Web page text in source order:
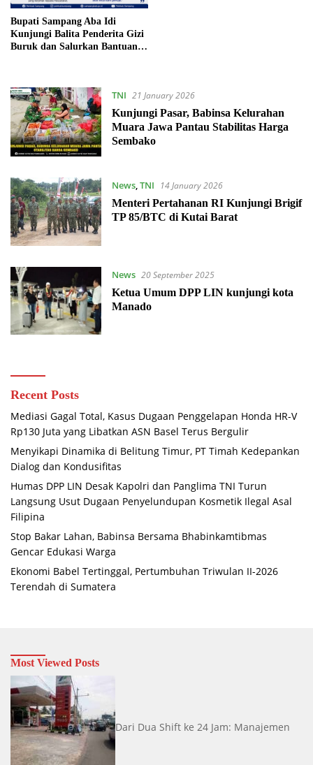
Bupati Sampang Aba Idi
Kunjungi Balita Penderita Gizi
Buruk dan Salurkan Bantuan
TNI 21 January 2026
Kunjungi Pasar, Babinsa Kelurahan
Muara Jawa Pantau Stabilitas Harga
Sembako
News,TNI
14 January 2026
Menteri Pertahanan RI Kunjungi Brigif
TP 85/BTC di Kutai Barat
News 20 September 2025
Ketua Umum DPP LIN kunjungi kota
Manado
Recent Posts
Mediasi Gagal Total, Kasus Dugaan Penggelapan Honda HR-V
Rp130 Juta yang Libatkan ASN Basel Terus Bergulir
Menyikapi Dinamika di Belitung Timur, PT Timah Kedepankan
Dialog dan Kondusifitas
Humas DPP LIN Desak Kapolri dan Panglima TNI Turun
Langsung Usut Dugaan Penyelundupan Kosmetik Ilegal Asal
Filipina
Stop Bakar Lahan, Babinsa Bersama Bhabinkamtibmas
Gencar Edukasi Warga
Ekonomi Babel Tertinggal, Pertumbuhan Triwulan II-2026
Terendah di Sumatera
Most Viewed Posts
Dari Dua Shift ke 24 Jam: Manajemen